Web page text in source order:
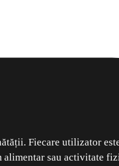
Fiecare utilizator
alimentar sau activitate